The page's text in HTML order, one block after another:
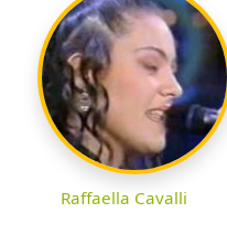
Raffaella Cavalli